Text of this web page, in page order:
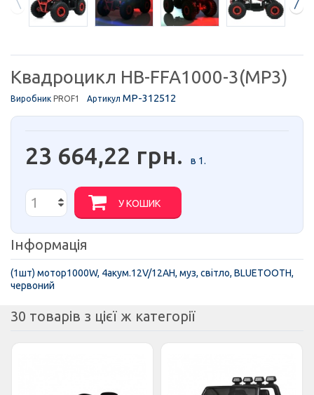
Квадроцикл HB-FFA1000-3(MP3)
Виробник PROF1 Артикул MP-312512
23 664,22 грн. в 1.
У КОШИК
Інформація
(1шт) мотор1000W, 4акум.12V/12AH, муз, світло, BLUETOOTH,
червоний
30 товарів з цієї ж категорії